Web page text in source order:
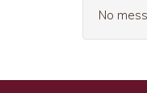
No